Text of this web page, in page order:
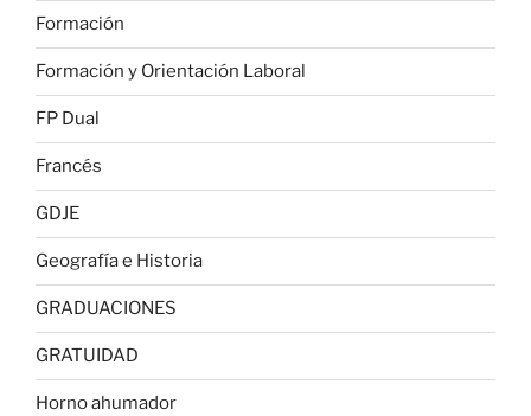
Formación
Formación y Orientación Laboral
FP Dual
Francés
GDJE
Geografía e Historia
GRADUACIONES
GRATUIDAD
Horno ahumador